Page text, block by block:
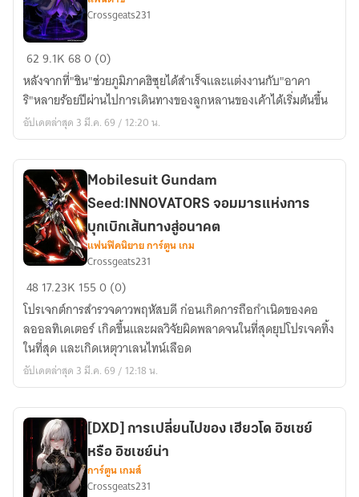
[รี
ไรท์]
[Pokemon
Legends
Arceus
II]
การ
ทาง
ครั้ง
ใหม่
ของ
ทายาท
อา
สึกะ
Crossgeats231
629.1K680 (0)
หลังจากที่"ชิน"ช่วยภูมิภาคฮิซุยได้สำเร็จและแต่งงานกับ"อาคา
ริ"หลายร้อยปีผ่านไปการเดินทางของลูกหลานของเค้าได้เริ่มต้นขึ้น
อัปเดตล่าสุด 3 มี.ค. 69 / 12:20 น.
Gundam
Seed:INNOVATORS
จอม
มาร
แห่ง
การ
บุกเบิก
เส้น
ทาง
สู่
อนาคต
Mobilesuit Gundam
Seed:INNOVATORS จอมมารแห่งการ
บุกเบิกเส้นทางสู่อนาคต
แฟนฟิคนิยาย การ์ตูน เกม
Crossgeats231
4817.23K 1550 (0)
โปรเจกต์การสำรวจดาวพฤหัสบดี ก่อนเกิดการถือกำเนิดของคอ
ลออลทิเดเตอร์ เกิดขึ้นและผลวิจัยผิดพลาดจนในที่สุดยุปโปรเจคทิ้ง
ในที่สุด และเกิดเหตุวาเลนไทน์เลือด
อัปเดตล่าสุด 3 มี.ค. 69 / 12:18 น.
[DXD] การเปลี่ยนไปของ เฮียวโด อิซเซย์
หรือ อิซเซย์น่า
การ์ตูน เกมส์
Crossgeats231